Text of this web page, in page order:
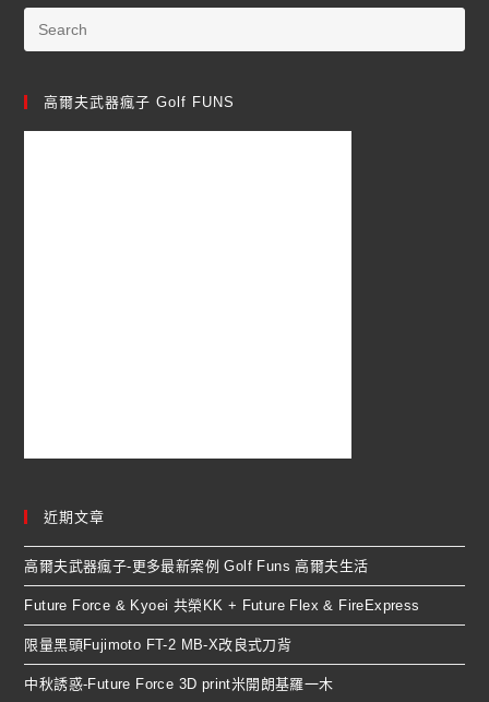
高爾夫武器瘋子 Golf FUNS
近期文章
高爾夫武器瘋子-更多最新案例 Golf Funs 高爾夫生活
Future Force & Kyoei 共榮KK + Future Flex & FireExpress
限量黑頭Fujimoto FT-2 MB-X改良式刀背
中秋誘惑-Future Force 3D print米開朗基羅一木